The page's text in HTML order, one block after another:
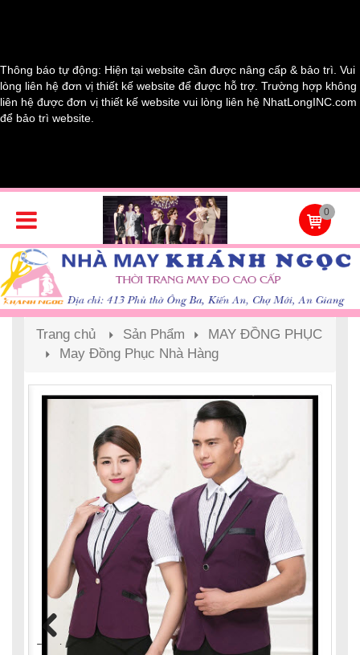
Thông báo tự động: Hiện tại website cần được nâng cấp & bảo trì. Vui
lòng liên hệ đơn vị thiết kế website để được hỗ trợ. Trường hợp không
liên hệ được đơn vị thiết kế website vui lòng liên hệ NhatLongINC.com
để bảo trì website.
0
Trang chủ Sản Phẩm
MAY ĐỒNG PHỤC
May Đồng Phục Nhà Hàng
Previous